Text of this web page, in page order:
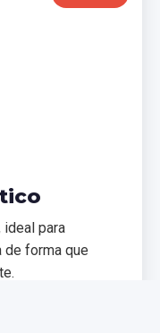
ideal para
de forma que